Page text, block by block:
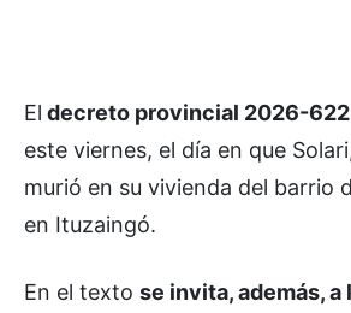
El decreto provincial 2026-622
este viernes, el día en que
murió en su vivienda del barrio
en Ituzaingó.
En el texto se invita, además, a